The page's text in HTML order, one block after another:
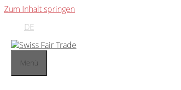
Zum Inhalt springen
DE
Menü